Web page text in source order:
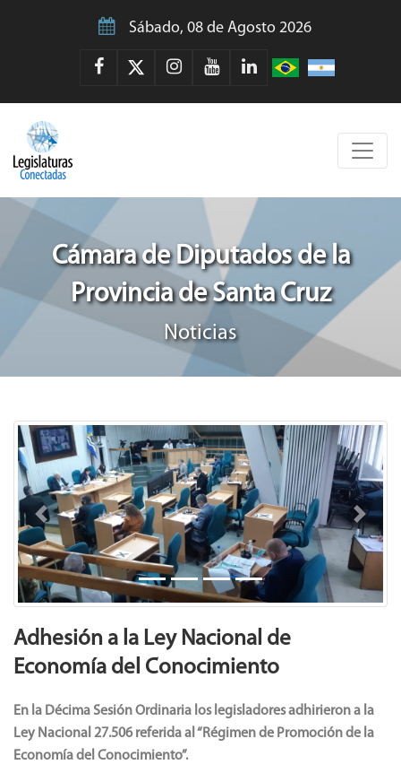
Sábado, 08 de Agosto 2026
Cámara de Diputados de la
Provincia de Santa Cruz
Noticias
Previous Next
Adhesión a la Ley Nacional de
Economía del Conocimiento
En la Décima Sesión Ordinaria los legisladores adhirieron a la
Ley Nacional 27.506 referida al “Régimen de Promoción de la
Economía del Conocimiento”.